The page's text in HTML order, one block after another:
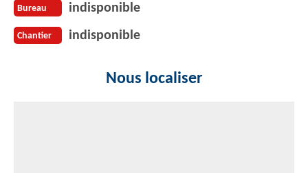
Bureau indisponible
Chantier indisponible
Nous localiser